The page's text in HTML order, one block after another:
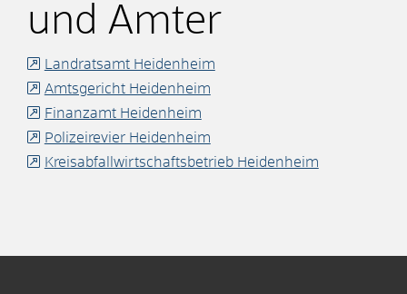
und Ämter
Landratsamt Heidenheim
Amtsgericht Heidenheim
Finanzamt Heidenheim
Polizeirevier Heidenheim
Kreisabfallwirtschaftsbetrieb Heidenheim